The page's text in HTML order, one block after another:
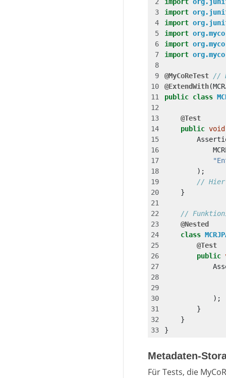
3
4
5
6
7
8
9
10
13
14
15
16
17
18
19
20
23
24
25
26
27
28
29
30
33
import
import
import
import
import
@MyCoReTest //
@ExtendWith(
public class
@Test
public void
);
// Hier
}
//
@Nested
class
@Test
public
);
}
}
}
Metadaten-
Für Tests, die